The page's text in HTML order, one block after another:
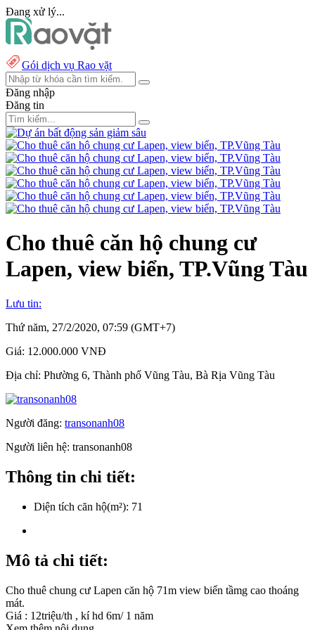
Đang xử lý...
Gói dịch vụ Rao vặt
Đăng nhập
Đăng tin
Cho thuê căn hộ chung cư
Lapen, view biển, TP.Vũng Tàu
Lưu tin:
Thứ năm, 27/2/2020, 07:59 (GMT+7)
Giá: 12.000.000 VNĐ
Địa chỉ: Phường 6, Thành phố Vũng Tàu, Bà Rịa Vũng Tàu
Người đăng: transonanh08
Người liên hệ: transonanh08
Thông tin chi tiết:
Diện tích căn hộ(m²): 71
Mô tả chi tiết:
Cho thuê chung cư Lapen căn hộ 71m view biển tầmg cao thoáng
mát.
Giá : 12triệu/th , kí hd 6m/ 1 năm